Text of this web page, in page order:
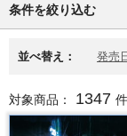
条件を絞り込む
並べ替え： 発売
対象商品： 1347 件